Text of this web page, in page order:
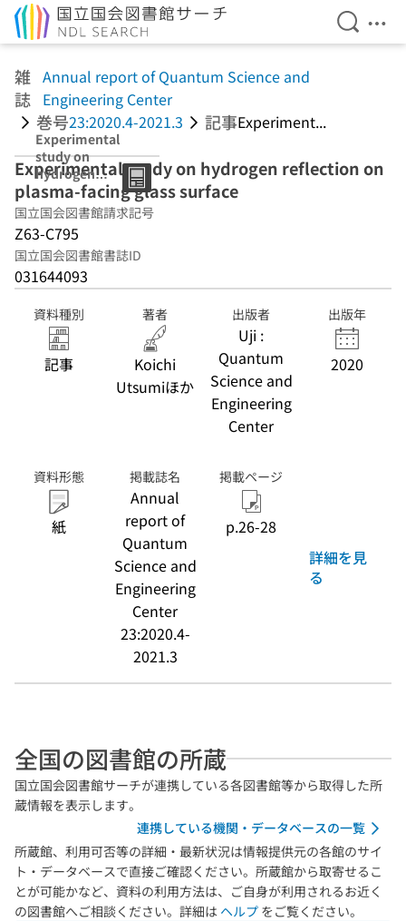
検索を
メ
雑
誌
Annual report of Quantum Science and
Engineering Center
巻号23:2020.4-2021.3 記事Experiment...
Experimental
study on
hydrogen
reflection on
plasma-facing
glass surface
Experimental study on hydrogen reflection on
plasma-facing glass surface
国立国会図書館請求記号
Z63-C795
国立国会図書館書誌ID
031644093
資料種別
記事
著者
Koichi
Utsumiほか
出版者
Uji :
Quantum
Science and
Engineering
Center
出版年
2020
資料形態
紙
掲載誌名
Annual
report of
Quantum
Science and
Engineering
Center
23:2020.4-
2021.3
掲載ページ
p.26-28
詳細を見
る
全国の図書館の所蔵
国立国会図書館サーチが連携している各図書館等から取得した所
蔵情報を表示します。
連携している機関・データベースの一覧
所蔵館、利用可否等の詳細・最新状況は情報提供元の各館のサイ
ト・データベースで直接ご確認ください。所蔵館から取寄せるこ
とが可能かなど、資料の利用方法は、ご自身が利用されるお近く
の図書館へご相談ください。詳細は ヘルプ をご覧ください。